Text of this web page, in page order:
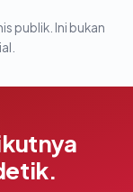
publik. Ini bukan